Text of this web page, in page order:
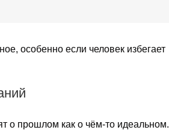
особенно если человек избегает
о прошлом как о чём-то идеальном.